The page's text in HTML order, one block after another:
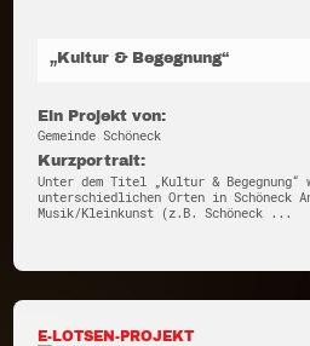
„Kultur & Begegnung“
Ein Projekt von:
Gemeinde Schöneck
Kurzportrait:
Unter dem Titel „Kultur & Begegnung“
unterschiedlichen Orten in Schöneck
Musik/Kleinkunst (z.B. Schöneck ...
E-LOTSEN-PROJEKT